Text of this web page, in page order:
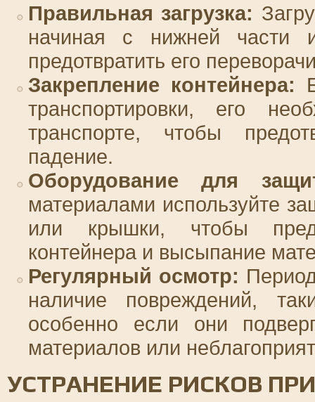
Правильная загрузка:
начиная с нижней части
предотвратить его
Закрепление контейнера:
транспортировки, его
транспорте, чтобы
падение.
Оборудование для
материалами используйте
или крышки, чтобы
контейнера и высыпание
Регулярный осмотр:
наличие повреждений,
особенно если они
материалов или
УСТРАНЕНИЕ РИСКОВ